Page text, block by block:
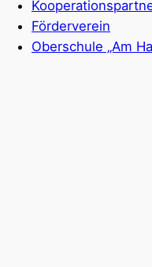
Förderverein
Oberschule „Am